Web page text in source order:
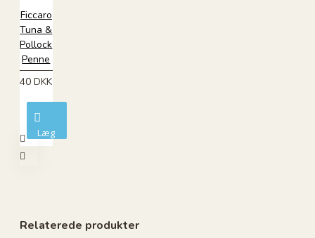
Ficcaro
Tuna &
Pollock
Penne
40 DKK
Læg
i
Relaterede produkter